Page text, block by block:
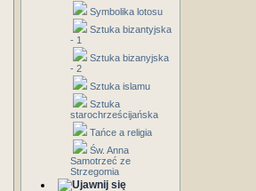
Symbolika lotosu
Sztuka bizantyjska
- 1
Sztuka bizanyjska
- 2
Sztuka islamu
Sztuka
starochrześcijańska
Tańce a religia
Św. Anna
Samotrzeć ze
Strzegomia